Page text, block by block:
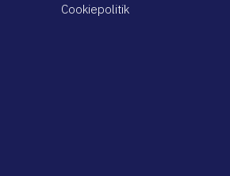
Cookiepolitik